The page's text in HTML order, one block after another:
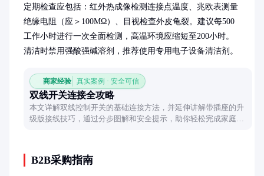
定期检查应包括：红外热成像检测连接点温度、兆欧表测量
绝缘电阻（应＞100MΩ）、目视检查外皮龟裂。建议每500
工作小时进行一次全面检测，高温环境应缩短至200小时。
清洁时禁用强酸强碱溶剂，推荐使用专用电子设备清洁剂。
商家经验 真实案例 · 安全可信
双线开关连接全攻略
本文详解双线控制开关的基础连接方法，并延伸讲解带插座的升
级版接线技巧，通过分步图解和安全提示，助你轻松完成家庭电
B2B采购指南